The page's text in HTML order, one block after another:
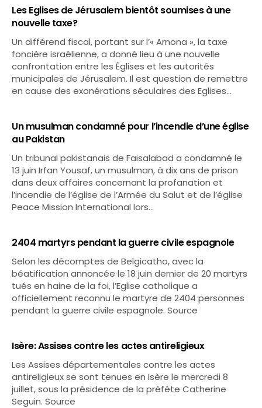
Les Eglises de Jérusalem bientôt soumises à une
nouvelle taxe?
Un différend fiscal, portant sur l’« Arnona », la taxe
foncière israélienne, a donné lieu à une nouvelle
confrontation entre les Églises et les autorités
municipales de Jérusalem. Il est question de remettre
en cause des exonérations séculaires des Eglises…
Un musulman condamné pour l’incendie d’une église
au Pakistan
Un tribunal pakistanais de Faisalabad a condamné le
13 juin Irfan Yousaf, un musulman, à dix ans de prison
dans deux affaires concernant la profanation et
l’incendie de l’église de l’Armée du Salut et de l’église
Peace Mission International lors…
2404 martyrs pendant la guerre civile espagnole
Selon les décomptes de Belgicatho, avec la
béatification annoncée le 18 juin dernier de 20 martyrs
tués en haine de la foi, l’Eglise catholique a
officiellement reconnu le martyre de 2404 personnes
pendant la guerre civile espagnole. Source
Isère: Assises contre les actes antireligieux
Les Assises départementales contre les actes
antireligieux se sont tenues en Isère le mercredi 8
juillet, sous la présidence de la préfète Catherine
Seguin. Source